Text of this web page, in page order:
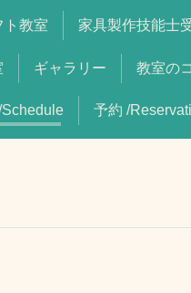
ト教室 家具製作技能士
ギャラリー 教室の
予約 /